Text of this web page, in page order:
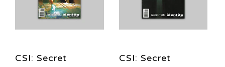
CSI: Secret
CSI: Secret